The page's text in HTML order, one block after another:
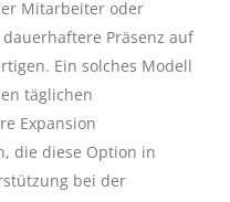
Mitarbeiter oder
Präsenz auf
Ein solches Modell
täglichen
Expansion
die diese Option in
bei der